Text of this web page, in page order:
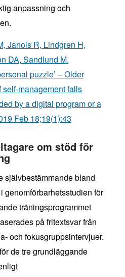
anpassning och
Janols R, Lindgren H,
DA, Sandlund M.
puzzle’ – Older
self-management falls
by a digital program or a
Feb 18;19(1):43
om stöd för
självbestämmande bland
genomförbarhetsstudien för
träningsprogrammet
på fritextsvar från
och fokusgruppsintervjuer.
de tre grundläggande